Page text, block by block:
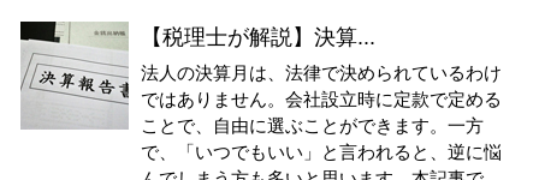
【税理士が解説】決算...
法人の決算月は、法律で決められているわけ
ではありません。会社設立時に定款で定める
ことで、自由に選ぶことができます。一方
で、「いつでもいい」と言われると、逆に悩